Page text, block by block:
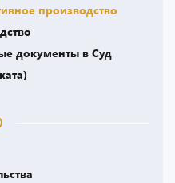
производство
документы в Суд